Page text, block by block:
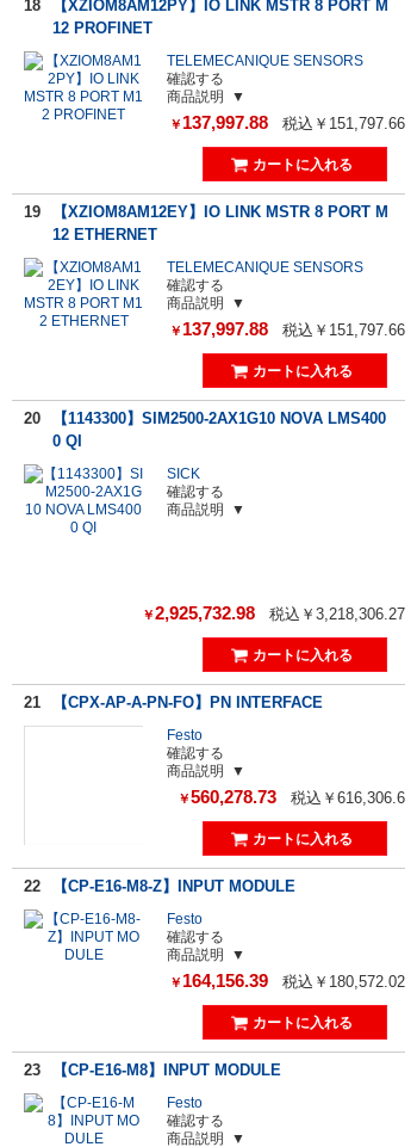
18
【XZIOM8AM12PY】IO LINK MSTR 8 PORT M
12 PROFINET
TELEMECANIQUE SENSORS
確認する
商品説明
￥ 137,997.88 税込￥151,797.66
19
【XZIOM8AM12EY】IO LINK MSTR 8 PORT M
12 ETHERNET
TELEMECANIQUE SENSORS
確認する
商品説明
￥ 137,997.88 税込￥151,797.66
20
【1143300】SIM2500-2AX1G10 NOVA LMS400
0 QI
SICK
確認する
商品説明
￥2,925,732.98 税込￥3,218,306.27
21 【CPX-AP-A-PN-FO】PN INTERFACE
Festo
確認する
商品説明
￥560,278.73 税込￥616,306.6
22 【CP-E16-M8-Z】INPUT MODULE
Festo
確認する
商品説明
￥ 164,156.39 税込￥180,572.02
23 【CP-E16-M8】INPUT MODULE
Festo
確認する
商品説明